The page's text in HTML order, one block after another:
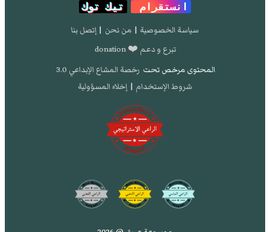
انستقرام
تيك توك
سياسة الخصوصية | من نحن | إتصل بنا
تبرع و دعم ❤️ donation
المحتوى مرخص تحت رخصة المشاع الإبداعي 3.0
شروط الإستخدام | إخلاء المسؤولية